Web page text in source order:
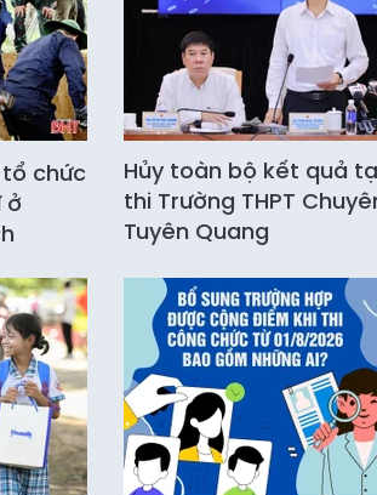
chức
ở
Hủy toàn bộ kết quả
thi Trường THPT
Tuyên Quang